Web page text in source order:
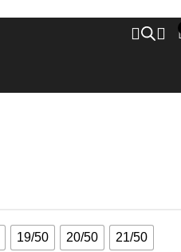
19/50 20/50 21/50